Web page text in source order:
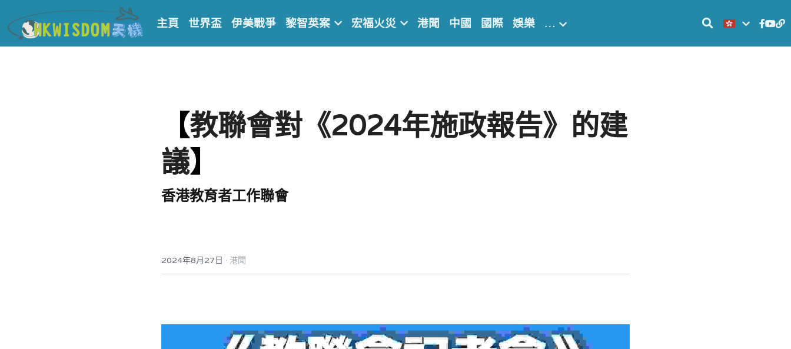
主頁 世界盃 伊美戰爭 黎智英案 宏福火災 港聞 中國 國際 娛樂 …
【教聯會對《2024年施政報告》的建
議】
香港教育者工作聯會
2024年8月27日 · 港聞